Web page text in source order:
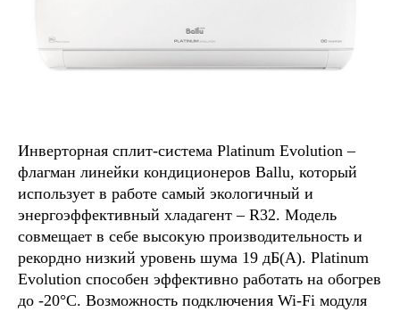
Инверторная сплит-система Platinum Evolution –
флагман линейки кондиционеров Ballu, который
использует в работе самый экологичный и
энергоэффективный хладагент – R32. Модель
совмещает в себе высокую производительность и
рекордно низкий уровень шума 19 дБ(А). Platinum
Evolution способен эффективно работать на обогрев
до -20°С. Возможность подключения Wi-Fi модуля